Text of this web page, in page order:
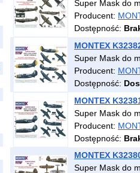
Super Mask do
Producent:
Dostępność:
MONTEX
Super Mask do
Producent:
Dostępność:
MONTEX
Super Mask do
Producent:
Dostępność:
MONTEX
Super Mask do